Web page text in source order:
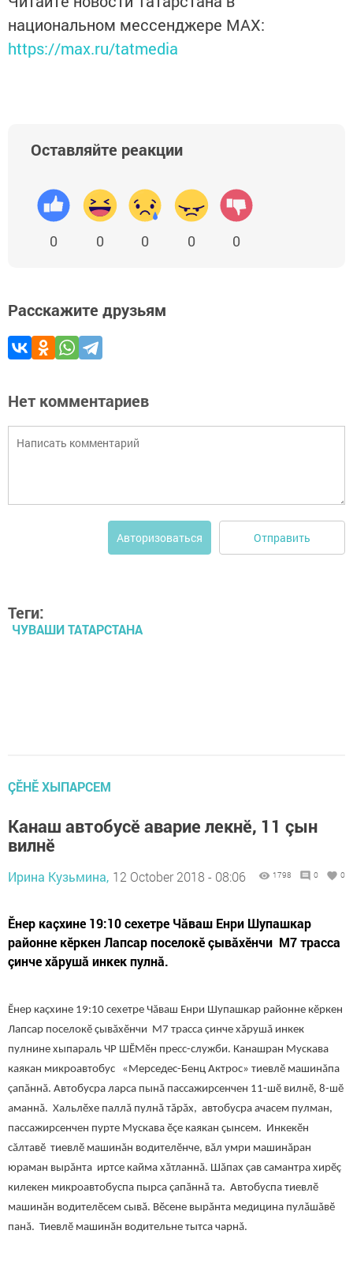
национальном мессенджере MАХ:
https://max.ru/tatmedia
Оставляйте реакции
0 0 0 0 0
Расскажите друзьям
Нет комментариев
Авторизоваться Отправить
Теги:
ЧУВАШИ ТАТАРСТАНА
ÇӖНӖ ХЫПАРСЕМ
Канаш автобусӗ аварие лекнӗ, 11 çын
вилнӗ
Ирина Кузьмина, 12 October 2018 - 08:06 1798 0 0
Ӗнер каçхине 19:10 сехетре Чăваш Енри Шупашкар
районне кӗркен Лапсар поселокӗ çывăхӗнчи М7 трасса
çинче хăрушă инкек пулнă.
Ӗнер каçхине 19:10 сехетре Чăваш Енри Шупашкар районне кӗркен
Лапсар поселокӗ çывăхӗнчи М7 трасса çинче хăрушă инкек
пулнине хыпараль ЧР ШӖМӗн пресс-служби. Канашран Мускава
каякан микроавтобус «Мерседес-Бенц Актрос» тиевлӗ машинăпа
çапăннă. Автобусра ларса пынă пассажирсенчен 11-шӗ вилнӗ, 8-шӗ
аманнă. Хальлӗхе паллă пулнă тăрăх, автобусра ачасем пулман,
пассажирсенчен пурте Мускава ӗçе каякан çынсем. Инкекӗн
сăлтавӗ тиевлӗ машинăн водителӗнче, вăл умри машинăран
юраман вырăнта иртсе кайма хăтланнă. Шăпах çав самантра хирӗç
килекен микроавтобуспа пырса çапăннă та. Автобуспа тиевлӗ
машинăн водителӗсем сывă. Вӗсене вырăнта медицина пулăшăвӗ
панă. Тиевлӗ машинăн водительне тытса чарнă.